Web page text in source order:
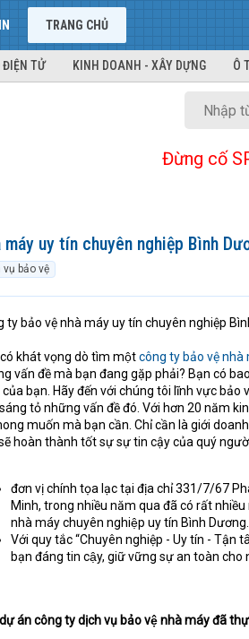
TRANG CHỦ
ĐIỆN TỬ KINH DOANH - XÂY DỰNG Ô
Đừng cố
uy tín chuyên nghiệp Bình
vụ bảo vệ
ty bảo vệ nhà máy uy tín chuyên nghiệp
khát vọng dò tìm mộtcông ty bảo vệ nhà
vấn đề mà bạn đang gặp phải? Bạn có
bạn. Hãy đến với chúng tôi lĩnh vực
tỏ những vấn đề đó. Với hơn 20 năm
muốn mà bạn cần. Chỉ cần là giới
hoàn thành tốt sự sự tin cậy của quý
đơn vị chính tọa lạc tại địa chỉ 331/7/67
Minh, trong nhiều năm qua đã có rất
nhà máy chuyên nghiệp uy tín Bình Dương.
Với quy tắc “Chuyên nghiệp - Uy tín - Tận
bạn đáng tin cậy, giữ vững sự an toàn cho
án công ty dịch vụ bảo vệ nhà máy đã